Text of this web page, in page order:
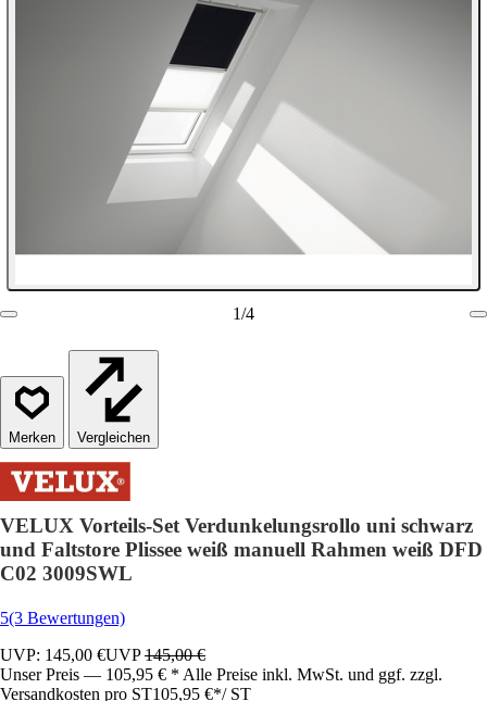
1/4
Vergleichen
VELUX Vorteils-Set Verdunkelungsrollo uni schwarz
und Faltstore Plissee weiß manuell Rahmen weiß DFD
C02 3009SWL
5(3 Bewertungen)
UVP: 145,00 €UVP145,00 €
Unser Preis — 105,95 € * Alle Preise inkl. MwSt. und ggf. zzgl.
Versandkosten pro ST105,95 €*/ ST